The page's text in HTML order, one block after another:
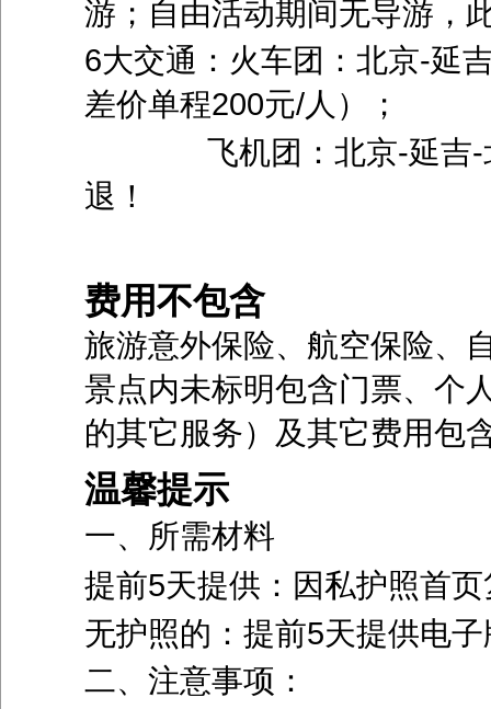
游；自由活动期间无导游，
6大交通：火车团：北京-延
差价单程200元/人）；
飞机团：北京-延吉-北
退！
费用不包含
旅游意外保险、航空保险、
景点内未标明包含门票、个
的其它服务）及其它费用包
温馨提示
一、所需材料
提前5天提供：因私护照首
无护照的：提前5天提供电
二、注意事项：